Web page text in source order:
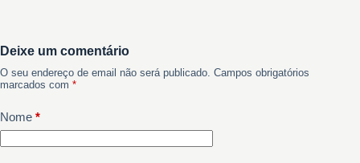
Deixe um comentário
O seu endereço de email não será publicado. Campos obrigatórios
marcados com *
Nome *